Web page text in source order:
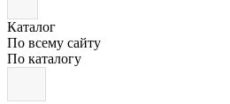
Каталог
По всему сайту
По каталогу